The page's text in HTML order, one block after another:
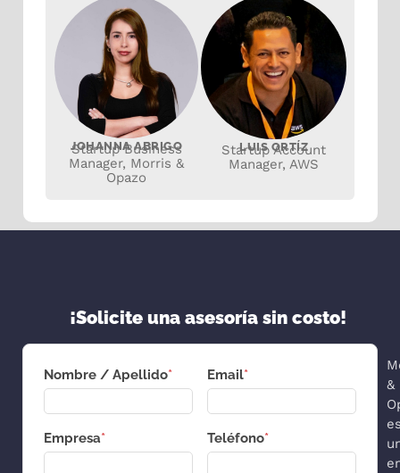
JOHANNA ABRIGO
Startup Business
Manager, Morris &
Opazo
LUIS ORTÍZ
Startup Account
Manager, AWS
¡Solicite una asesoría sin costo!
Nombre / Apellido* Email*
Empresa* Teléfono*
&